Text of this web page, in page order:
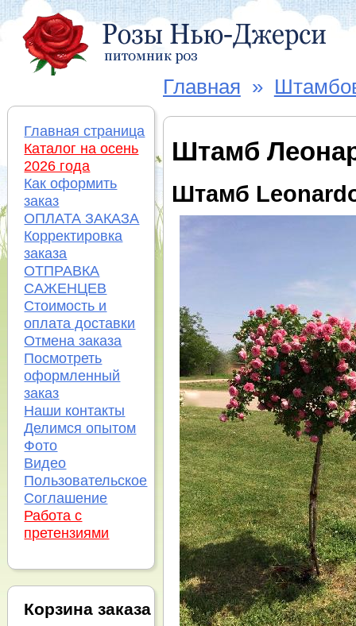
Главная »
Штамб
Штамб
Главная страница
Каталог на осень
2026 года
Как оформить
заказ
ОПЛАТА ЗАКАЗА
Корректировка
заказа
ОТПРАВКА
САЖЕНЦЕВ
Стоимость и
оплата доставки
Отмена заказа
Посмотреть
оформленный
заказ
Наши контакты
Делимся опытом
Фото
Видео
Пользовательское
Соглашение
Работа с
претензиями
Корзина заказа